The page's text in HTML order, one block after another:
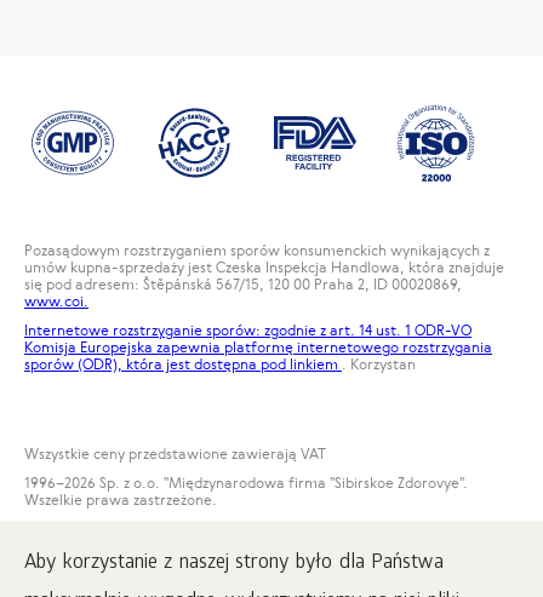
Aby korzystanie z naszej strony było dla Państwa
Pozasądowym rozstrzyganiem sporów konsumenckich wynikających z
umów kupna-sprzedaży jest Czeska Inspekcja Handlowa, która znajduje
się pod adresem: Štěpánská 567/15, 120 00 Praha 2, ID 00020869,
www.coi.
Internetowe rozstrzyganie sporów: zgodnie z art. 14 ust. 1 ODR-VO
Komisja Europejska zapewnia platformę internetowego rozstrzygania
sporów (ODR), która jest dostępna pod linkiem . Korzystan
Wszystkie ceny przedstawione zawierają VAT
1996–2026 Sp. z o.o. "Międzynarodowa firma "Sibirskoe Zdorovye".
Wszelkie prawa zastrzeżone.
www.siberianwellness.com.